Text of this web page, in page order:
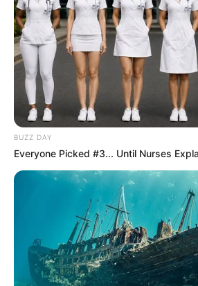
Fishermen See An Animal On
Then They Look Closer!
Buzz Day
This Is How Wild Woodstock
Climbers Find A House In The
They Look Inside
Buzz Day